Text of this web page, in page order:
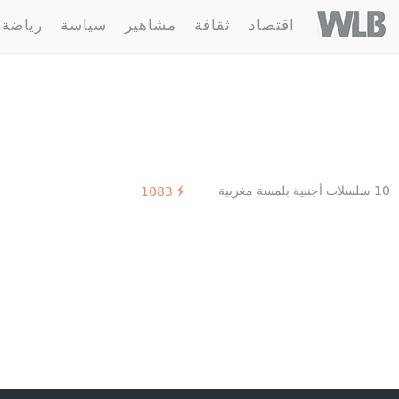
Welovebuzz
اقتصاد ثقافة مشاهير سياسة رياضة
1 مقالة : 13 reasons why
10 سلسلات أجنبية بلمسة مغربية